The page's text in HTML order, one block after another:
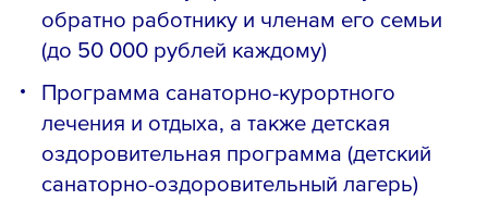
обратно работнику и членам его семьи
(до 50 000 рублей каждому)
Программа санаторно-курортного
лечения и отдыха, а также детская
оздоровительная программа (детский
санаторно-оздоровительный лагерь)